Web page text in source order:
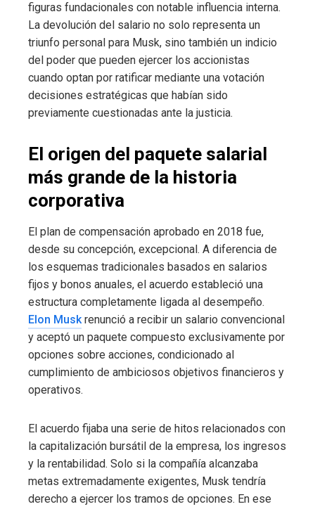
figuras fundacionales con notable influencia interna.
La devolución del salario no solo representa un
triunfo personal para Musk, sino también un indicio
del poder que pueden ejercer los accionistas
cuando optan por ratificar mediante una votación
decisiones estratégicas que habían sido
previamente cuestionadas ante la justicia.
El origen del paquete salarial
más grande de la historia
corporativa
El plan de compensación aprobado en 2018 fue,
desde su concepción, excepcional. A diferencia de
los esquemas tradicionales basados en salarios
fijos y bonos anuales, el acuerdo estableció una
estructura completamente ligada al desempeño.
Elon Muskrenunció a recibir un salario convencional
y aceptó un paquete compuesto exclusivamente por
opciones sobre acciones, condicionado al
cumplimiento de ambiciosos objetivos financieros y
operativos.
El acuerdo fijaba una serie de hitos relacionados con
la capitalización bursátil de la empresa, los ingresos
y la rentabilidad. Solo si la compañía alcanzaba
metas extremadamente exigentes, Musk tendría
derecho a ejercer los tramos de opciones. En ese